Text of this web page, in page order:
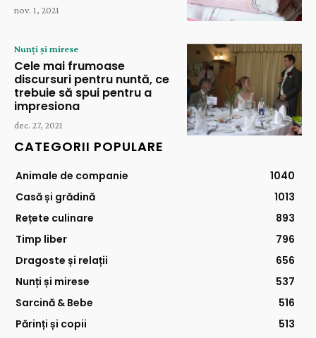
nov. 1, 2021
Nunți și mirese
Cele mai frumoase
discursuri pentru nuntă, ce
trebuie să spui pentru a
impresiona
dec. 27, 2021
CATEGORII POPULARE
Animale de companie
1040
Casă și grădină
1013
Rețete culinare
893
Timp liber
796
Dragoste și relații
656
Nunți și mirese
537
Sarcină & Bebe
516
Părinți și copii
513